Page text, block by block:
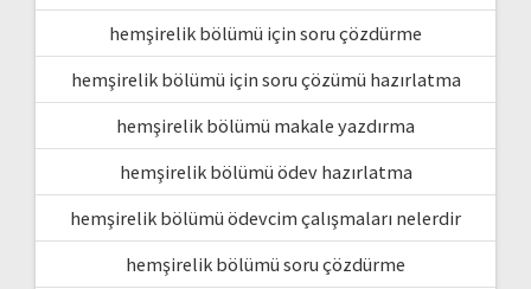
hemşirelik bölümü için soru çözdürme
hemşirelik bölümü için soru çözümü hazırlatma
hemşirelik bölümü makale yazdırma
hemşirelik bölümü ödev hazırlatma
hemşirelik bölümü ödevcim çalışmaları nelerdir
hemşirelik bölümü soru çözdürme